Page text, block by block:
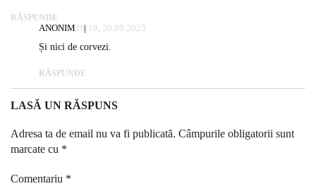
RĂSPUNDE
ANONIM 10:19, 20.09.2025
Și nici de corvezi.
RĂSPUNDE
LASĂ UN RĂSPUNS
Adresa ta de email nu va fi publicată. Câmpurile obligatorii sunt
marcate cu *
Comentariu *